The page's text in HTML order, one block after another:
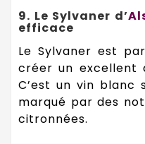
9. Le Sylvaner d’
efficace
Le Sylvaner est
créer un excellent
C’est un vin blanc
marqué par des
citronnées.